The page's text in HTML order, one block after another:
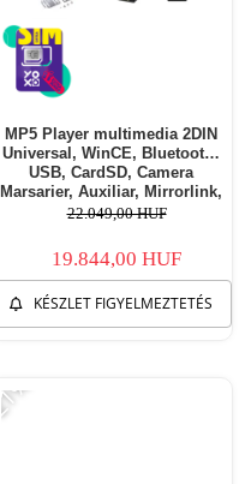
MP5 Player multimedia 2DIN
Universal, WinCE, Bluetooth,
USB, CardSD, Camera
Marsarier, Auxiliar, Mirrorlink,
Touchscreen, - AD-BGP7010b
22.049,00 HUF
19.844,00 HUF
KÉSZLET FIGYELMEZTETÉS
-21%